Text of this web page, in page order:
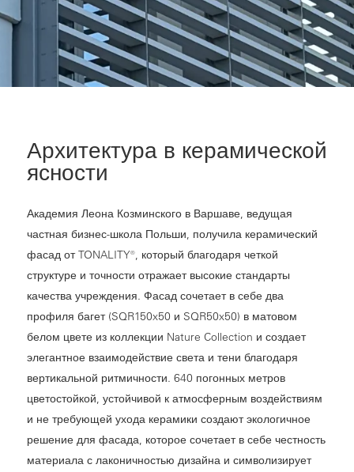
Архитектура в керамической
ясности
Академия Леона Козминского в Варшаве, ведущая
частная бизнес-школа Польши, получила керамический
фасад от TONALITY®, который благодаря четкой
структуре и точности отражает высокие стандарты
качества учреждения. Фасад сочетает в себе два
профиля багет (SQR150x50 и SQR50x50) в матовом
белом цвете из коллекции Nature Collection и создает
элегантное взаимодействие света и тени благодаря
вертикальной ритмичности. 640 погонных метров
цветостойкой, устойчивой к атмосферным воздействиям
и не требующей ухода керамики создают экологичное
решение для фасада, которое сочетает в себе честность
материала с лаконичностью дизайна и символизирует